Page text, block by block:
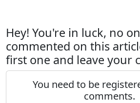
Hey! You're in luck, no
commented on this
first one and leave your
You need to be
comments.